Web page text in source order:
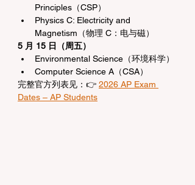
Principles（CSP）
Physics C: Electricity and
Magnetism（物理 C：电与磁）
5 月 15 日（周五）
Environmental Science（环境科学）
Computer Science A（CSA）
完整官方列表见：👉 2026 AP Exam
Dates – AP Students